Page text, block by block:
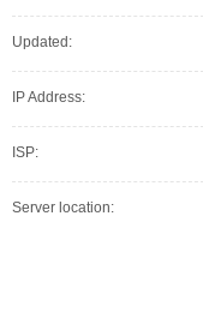
Updated:
IP Address:
ISP:
Server location: